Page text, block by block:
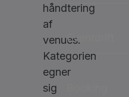
håndtering
af
venues.
Kategorien
egner
sig
Eventdrift